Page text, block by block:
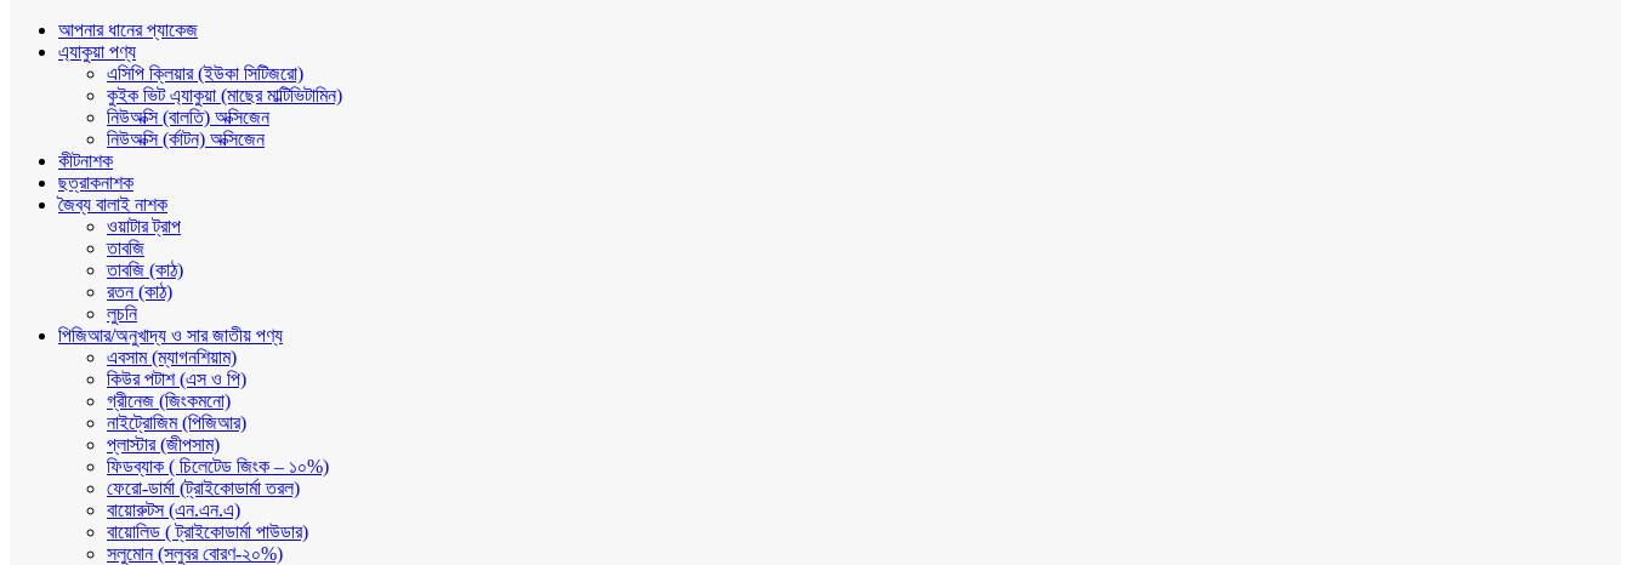
আপনার ধানের প্যাকেজ
এ্যাকুয়া পণ্য
এসিপি ক্লিয়ার (ইউকা সিটিজরো)
কুইক ভিট এ্যাকুয়া (মাছের মাল্টিভিটামিন)
নিউঅক্সি (বালতি) অক্সিজেন
নিউঅক্সি (র্কাটন) অক্সিজেন
কীটনাশক
ছত্রাকনাশক
জৈব্য বালাই নাশক
ওয়াটার ট্রাপ
তাবজি
তাবজি (কাঠ)
রতন (কাঠ)
লুচনি
পিজিআর/অনুখাদ্য ও সার জাতীয় পণ্য
এবসাম (ম্যাগনশিয়াম)
কিউর পটাশ (এস ও পি)
গ্রীনেজ (জিংকমনো)
নাইট্রোজিম (পিজিআর)
প্লাস্টার (জীপসাম)
ফিডব্যাক ( চিলেটেড জিংক – ১০%)
ফেরো-ডার্মা (ট্রাইকোডার্মা তরল)
বায়োরুটস (এন.এন.এ)
বায়োলিড ( ট্রাইকোডার্মা পাউডার)
সলুমোন (সলুবর বোরণ-২০%)